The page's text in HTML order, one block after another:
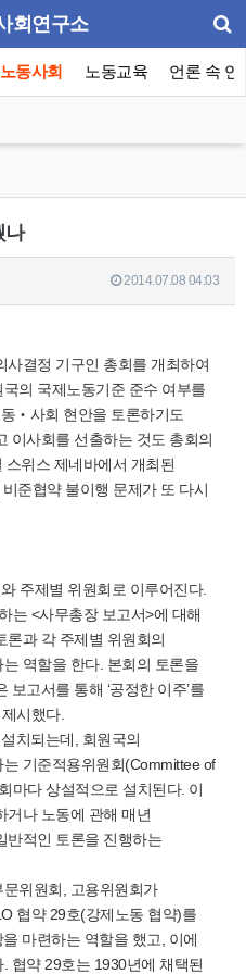
회연구소
동사회 노동교육 언론 속 연
나
2014.07.08 04:03
사결정 기구인 총회를 개최하여
의 국제노동기준 준수 여부를
‧사회 현안을 토론하기도
이사회를 선출하는 것도 총회의
위스 제네바에서 개최된
준협약 불이행 문제가 또 다시
주제별 위원회로 이루어진다.
는 <사무총장 보고서>에 대해
론과 각 주제별 위원회의
역할을 한다. 본회의 토론을
고서를 통해 ‘공정한 이주’를
시했다.
치되는데, 회원국의
기준적용위원회(Committee of
마다 상설적으로 설치된다. 이
거나 노동에 관해 매년
반적인 토론을 진행하는
위원회, 고용위원회가
협약 29호(강제노동 협약)를
마련하는 역할을 했고, 이에
협약 29호는 1930년에 채택된